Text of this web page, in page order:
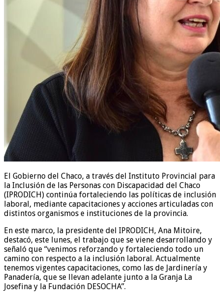
El Gobierno del Chaco, a través del Instituto Provincial para
la Inclusión de las Personas con Discapacidad del Chaco
(IPRODICH) continúa fortaleciendo las políticas de inclusión
laboral, mediante capacitaciones y acciones articuladas con
distintos organismos e instituciones de la provincia.
En este marco, la presidente del IPRODICH, Ana Mitoire,
destacó, este lunes, el trabajo que se viene desarrollando y
señaló que “venimos reforzando y fortaleciendo todo un
camino con respecto a la inclusión laboral. Actualmente
tenemos vigentes capacitaciones, como las de Jardinería y
Panadería, que se llevan adelante junto a la Granja La
Josefina y la Fundación DESOCHA”.